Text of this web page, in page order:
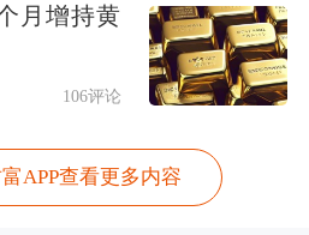
月增持黄
106评论
APP查看更多内容